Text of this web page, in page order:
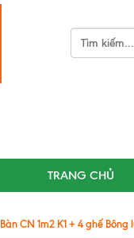
TRANG CHỦ
Bàn CN 1m2 K1 + 4 ghế Bông